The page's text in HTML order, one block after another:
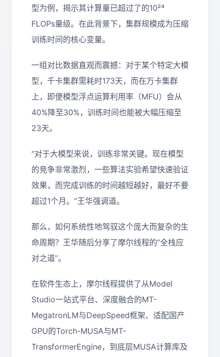
型为例，揭示其计算量已超过了的10²⁴
FLOPs量级。在此背景下，集群规模成为压缩
训练时间的核心变量。
一组对比数据直观而震撼：对于某个特定大模
型，千卡集群需耗时173天，而在万卡集群
上，即便模型浮点运算利用率（MFU）会从
40%降至30%，训练时间也能被大幅压缩至
23天。
“对于大模型来说，训练非常关键。现在模型
的竞争非常激烈，一些算法实验希望快速验证
效果，而完成训练的时间越短越好，最好不要
超过1个月。”王华强调道。
那么，如何系统性地驾驭这个庞大而复杂的生
命周期？王华随后分享了摩尔线程的“全栈应
对之道”。
在软件生态上，摩尔线程提供了从Model
Studio一站式平台、深度融合的MT-
MegatronLM与DeepSpeed框架、适配国产
GPU的Torch-MUSA与MT-
TransformerEngine，到底层MUSA计算库及